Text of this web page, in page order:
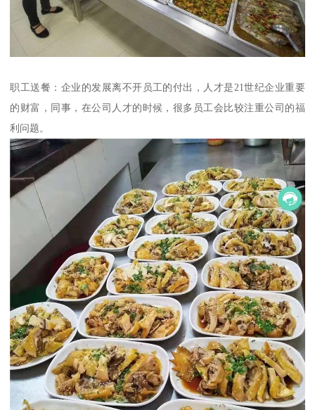
职工送餐：企业的发展离不开员工的付出，人才是21世纪企业重要
的财富，同事，在公司人才的时候，很多员工会比较注重公司的福
利问题。